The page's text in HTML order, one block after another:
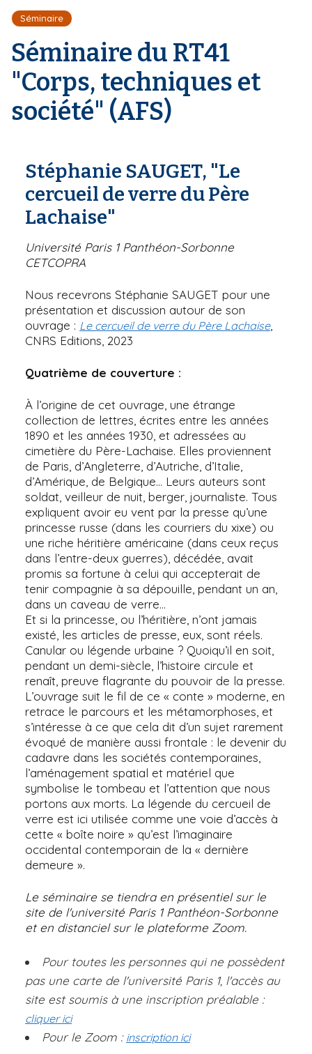
d
'
r
i
a
n
Séminaire
Séminaire du RT41
"Corps, techniques et
société" (AFS)
Stéphanie SAUGET, "Le
cercueil de verre du Père
Lachaise"
Université Paris 1 Panthéon-Sorbonne
CETCOPRA
Nous recevrons Stéphanie SAUGET pour une
présentation et discussion autour de son
ouvrage : Le cercueil de verre du Père Lachaise,
CNRS Editions, 2023
Quatrième de couverture :
À l’origine de cet ouvrage, une étrange
collection de lettres, écrites entre les années
1890 et les années 1930, et adressées au
cimetière du Père-Lachaise. Elles proviennent
de Paris, d’Angleterre, d’Autriche, d’Italie,
d’Amérique, de Belgique… Leurs auteurs sont
soldat, veilleur de nuit, berger, journaliste. Tous
expliquent avoir eu vent par la presse qu’une
princesse russe (dans les courriers du xixe) ou
une riche héritière américaine (dans ceux reçus
dans l’entre-deux guerres), décédée, avait
promis sa fortune à celui qui accepterait de
tenir compagnie à sa dépouille, pendant un an,
dans un caveau de verre…
Et si la princesse, ou l’héritière, n’ont jamais
existé, les articles de presse, eux, sont réels.
Canular ou légende urbaine ? Quoiqu’il en soit,
pendant un demi-siècle, l’histoire circule et
renaît, preuve flagrante du pouvoir de la presse.
L’ouvrage suit le fil de ce « conte » moderne, en
retrace le parcours et les métamorphoses, et
s’intéresse à ce que cela dit d’un sujet rarement
évoqué de manière aussi frontale : le devenir du
cadavre dans les sociétés contemporaines,
l’aménagement spatial et matériel que
symbolise le tombeau et l’attention que nous
portons aux morts. La légende du cercueil de
verre est ici utilisée comme une voie d’accès à
cette « boîte noire » qu’est l’imaginaire
occidental contemporain de la « dernière
demeure ».
Le séminaire se tiendra en présentiel sur le
site de l'université Paris 1 Panthéon-Sorbonne
et en distanciel sur le plateforme Zoom.
Pour toutes les personnes qui ne possèdent
pas une carte de l'université Paris 1, l'accès au
site est soumis à une inscription préalable :
cliquer ici
Pour le Zoom : inscription ici